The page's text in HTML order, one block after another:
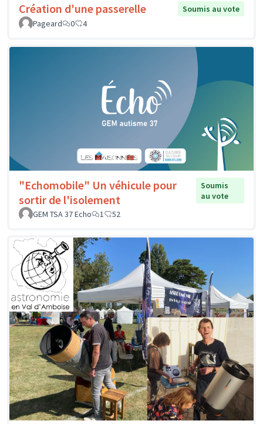
Création d'une passerelle
Soumis au vote
Pageard
0 4
"Echomobile" Un véhicule pour
sortir de l'isolement
Soumis
au vote
GEM TSA 37 Echo
1 52